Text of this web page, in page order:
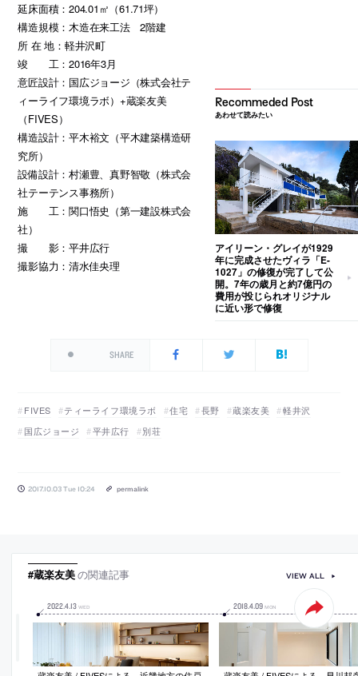
延床面積：204.01㎡（61.71坪）
構造規模：木造在来工法 2階建
所 在 地：軽井沢町
竣 工：2016年3月
意匠設計：国広ジョージ（株式会社テ
ィーライフ環境ラボ）+蔵楽友美
（FIVES）
構造設計：平木裕文（平木建築構造研
究所）
設備設計：村瀬豊、真野智敬（株式会
社テーテンス事務所）
施 工：関口悟史（第一建設株式会
社）
撮 影：平井広行
撮影協力：清水佳央理
あわせて読みたい
アイリーン・グレイが1929
年に完成させたヴィラ「E-
1027」の修復が完了して公
開。7年の歳月と約7億円の
費用が投じられオリジナル
に近い形で修復
SHARE
FIVES ティーライフ環境ラボ 住宅 長野 蔵楽友美
軽井沢
国広ジョージ
平井広行 別荘
2017.10.03 Tue 10:24 permalink
#蔵楽友美の関連記事
2022.4.13 WED 2018.4.09 MON
VIEW ALL